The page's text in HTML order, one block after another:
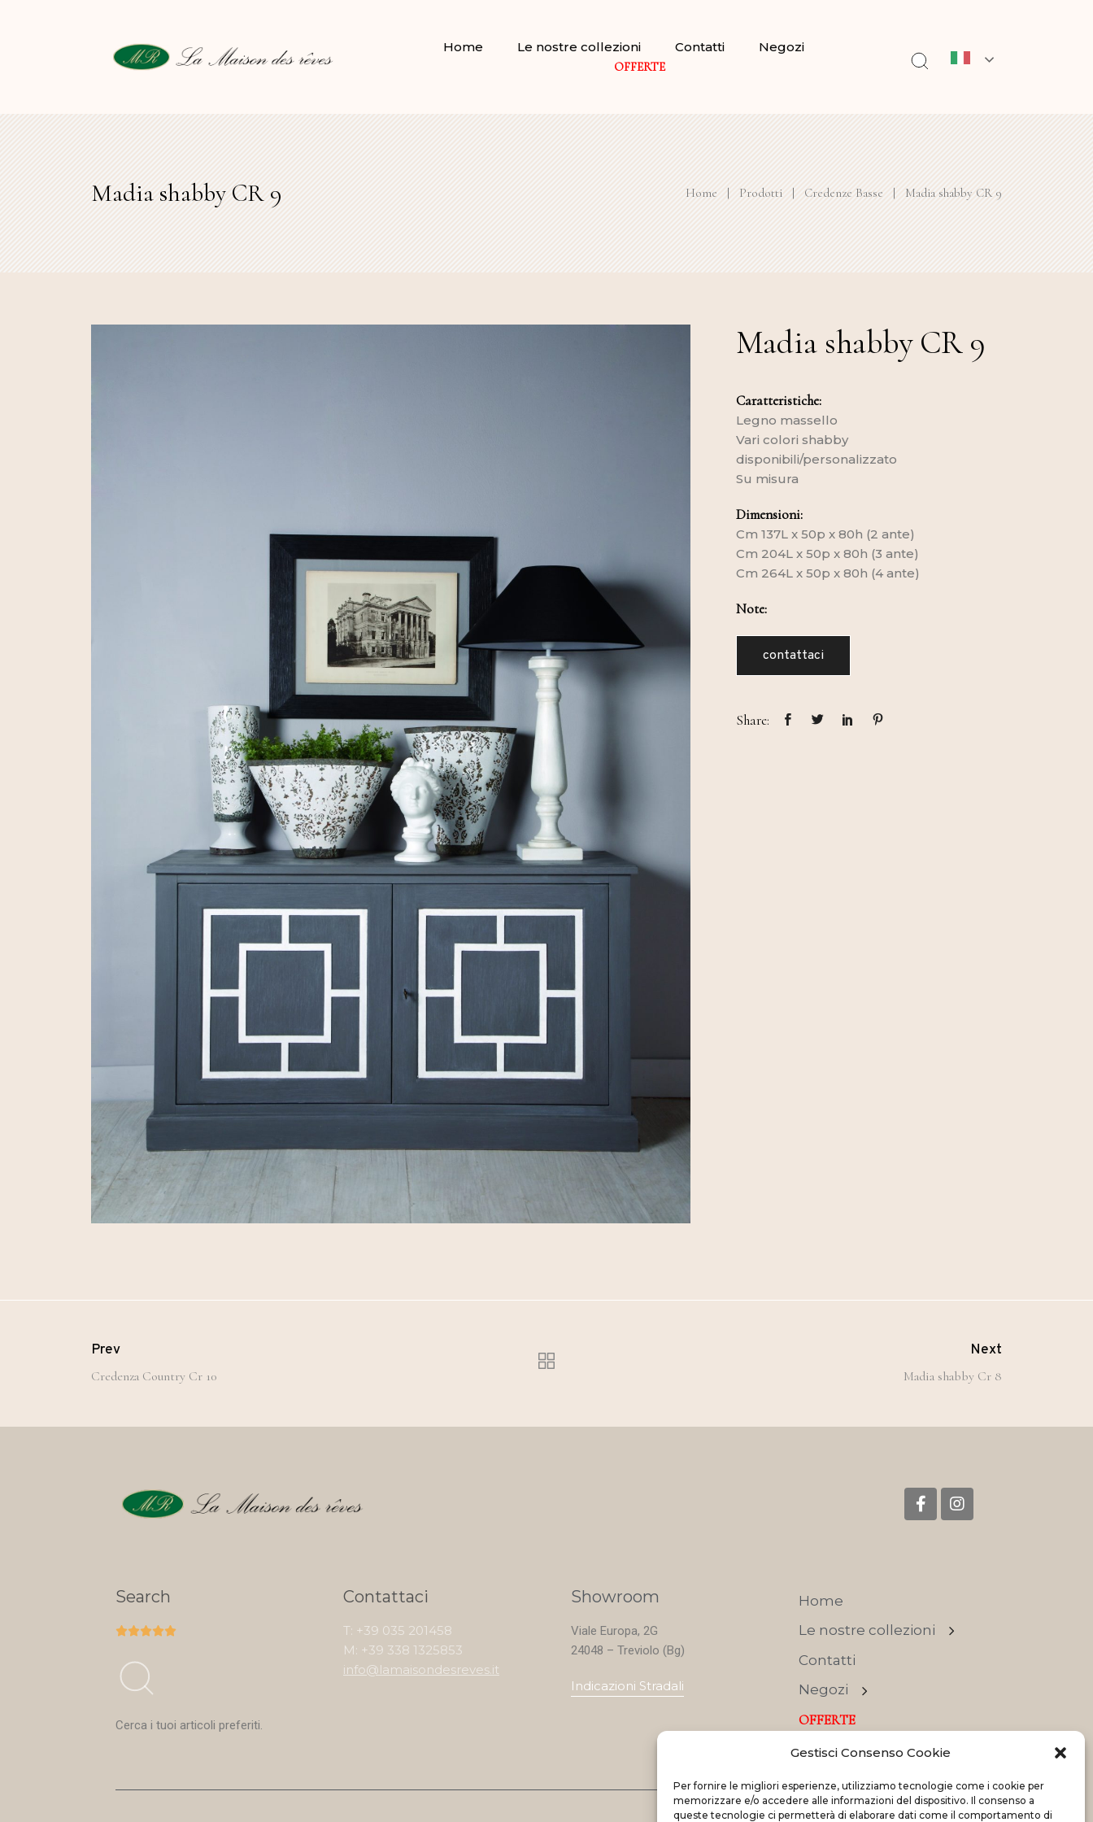
Gestisci Consenso Cookie
Per fornire le migliori esperienze, utilizziamo tecnologie come i cookie per
memorizzare e/o accedere alle informazioni del dispositivo. Il consenso a
queste tecnologie ci permetterà di elaborare dati come il comportamento di
Home Le nostre collezioni Contatti Negozi
OFFERTE
Madia shabby CR 9 Home | Prodotti | Credenze Basse | Madia shabby CR 9
Madia shabby CR 9
Caratteristiche:
Legno massello
Vari colori shabby
disponibili/personalizzato
Su misura
Dimensioni:
Cm 137L x 50p x 80h (2 ante)
Cm 204L x 50p x 80h (3 ante)
Cm 264L x 50p x 80h (4 ante)
Note:
contattaci
Share:
Prev
Credenza Country Cr 10
Next
Madia shabby Cr 8
Search

Cerca i tuoi articoli preferiti.
Contattaci
T: +39 035 201458
M: +39 338 1325853
info@lamaisondesreves.it
Showroom
Viale Europa, 2G
24048 – Treviolo (Bg)
Indicazioni Stradali
Home
Le nostre collezioni
Contatti
Negozi
OFFERTE